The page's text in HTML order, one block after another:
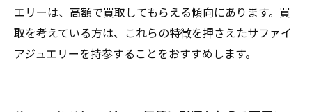
エリーは、高額で買取してもらえる傾向にあります。買
取を考えている方は、これらの特徴を押さえたサファイ
アジュエリーを持参することをおすすめします。